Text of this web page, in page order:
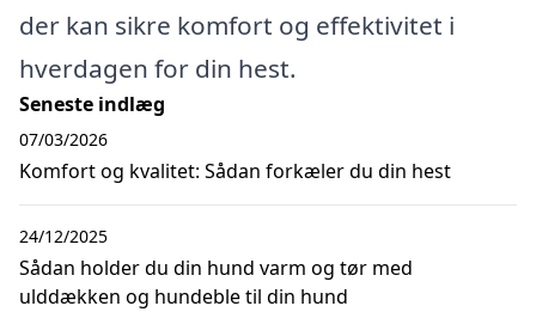
der kan sikre komfort og effektivitet i
hverdagen for din hest.
Seneste indlæg
Komfort og kvalitet: Sådan forkæler du din hest
07/03/2026
Sådan holder du din hund varm og tør med
ulddækken og hundeble til din hund
24/12/2025